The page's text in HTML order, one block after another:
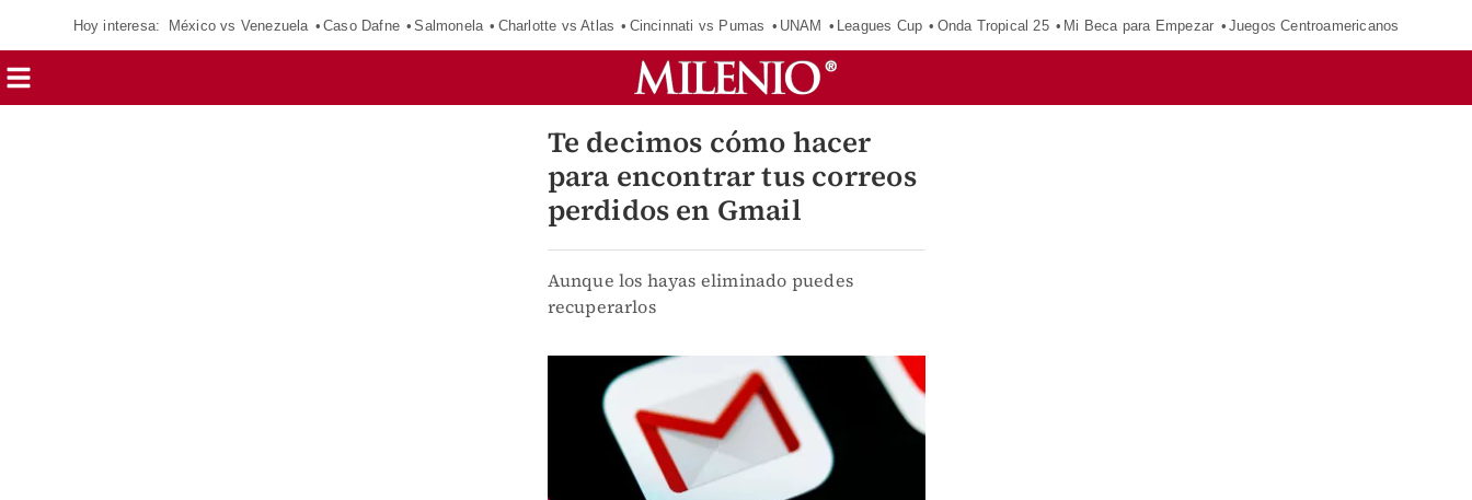
Hoy interesa: México vs Venezuela Caso Dafne Salmonela Charlotte vs Atlas Cincinnati vs Pumas UNAM Leagues Cup Onda Tropical 25 Mi Beca para Empezar Juegos Centroamericanos
Te decimos cómo hacer
para encontrar tus correos
perdidos en Gmail
Aunque los hayas eliminado puedes
recuperarlos